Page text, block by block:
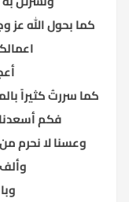
كما بحول الله عز
كما سررتُ كثيراً
فكم
وعسنا لا نحرم